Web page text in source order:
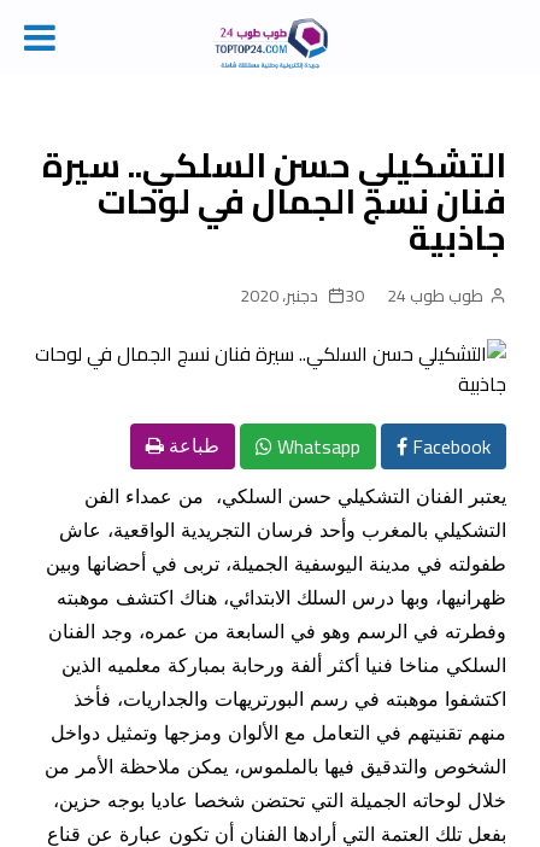
contentالتشكيلي حسن السلكي.. سيرة
فنان نسج الجمال في لوحات
جاذبية
طوب طوب 24 30 دجنبر، 2020
Facebook
Whatsapp طباعة
يعتبر الفنان التشكيلي حسن السلكي، من عمداء الفن
التشكيلي بالمغرب وأحد فرسان التجريدية الواقعية، عاش
طفولته في مدينة اليوسفية الجميلة، تربى في أحضانها وبين
ظهرانيها، وبها درس السلك الابتدائي، هناك اكتشف موهبته
وفطرته في الرسم وهو في السابعة من عمره، وجد الفنان
السلكي مناخا فنيا أكثر ألفة ورحابة بمباركة معلميه الذين
اكتشفوا موهبته في رسم البورتريهات والجداريات، فأخذ
منهم تقنيتهم في التعامل مع الألوان ومزجها وتمثيل دواخل
الشخوص والتدقيق فيها بالملموس، يمكن ملاحظة الأمر من
خلال لوحاته الجميلة التي تحتضن شخصا عاديا بوجه حزين،
بفعل تلك العتمة التي أرادها الفنان أن تكون عبارة عن قناع